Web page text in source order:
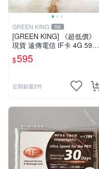
GREEN KING 59
[GREEN KING] 《超低價》
現貨 遠傳電信 IF卡 4G 599 3
0天網路吃到飽 儲值卡 網卡
網路儲值卡 上網卡
$595
近期銷量2件